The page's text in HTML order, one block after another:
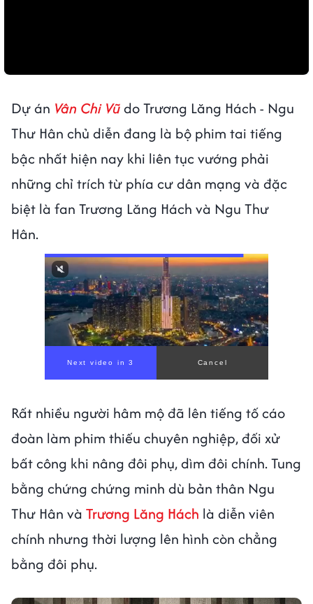
Dự án Vân Chi Vũdo Trương Lăng Hách - Ngu
Thư Hân chủ diễn đang là bộ phim tai tiếng
bậc nhất hiện nay khi liên tục vướng phải
những chỉ trích từ phía cư dân mạng và đặc
biệt là fan Trương Lăng Hách và Ngu Thư
Hân.
Next video in 1 Cancel
Rất nhiều người hâm mộ đã lên tiếng tố cáo
đoàn làm phim thiếu chuyên nghiệp, đối xử
bất công khi nâng đôi phụ, dìm đôi chính. Tung
bằng chứng chứng minh dù bản thân Ngu
Thư Hân và Trương Lăng Hách là diễn viên
chính nhưng thời lượng lên hình còn chẳng
bằng đôi phụ.